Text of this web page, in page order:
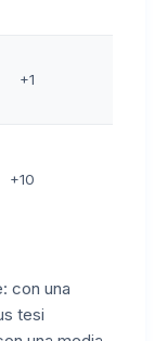
+1
+10
con una
tesi